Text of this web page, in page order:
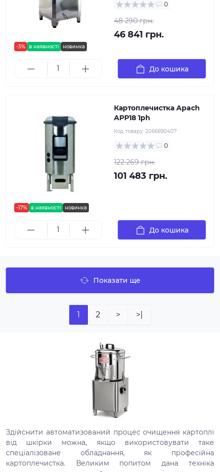
-3% в наявності новинка
0
48 290 грн.
46 841 грн.
До кошика
-17% в наявності новинка
Картоплечистка Apach
APP18 1ph
Код товару: 2066690407
0
122 269 грн.
101 483 грн.
До кошика
Показати ще
1 2 > >|
Здійснити автоматизований процес очищення картоплі
від шкірки можна, якщо використовувати таке
спеціалізоване обладнання, як професійна
картоплечистка. Великим попитом дана техніка